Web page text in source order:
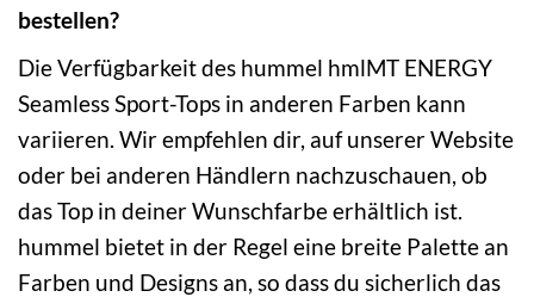
bestellen?
Die Verfügbarkeit des hummel hmlMT ENERGY
Seamless Sport-Tops in anderen Farben kann
variieren. Wir empfehlen dir, auf unserer Website
oder bei anderen Händlern nachzuschauen, ob
das Top in deiner Wunschfarbe erhältlich ist.
hummel bietet in der Regel eine breite Palette an
Farben und Designs an, so dass du sicherlich das